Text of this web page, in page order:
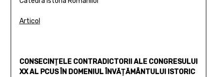
Articol
CONSECINŢELE CONTRADICTORII ALE CONGRESULUI
XX AL PCUS ÎN DOMENIUL ÎNVĂŢĂMÂNTULUI ISTORIC